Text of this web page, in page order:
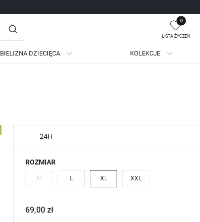
0
LISTA ŻYCZEŃ
podgląd historii zakupów
brak konieczności wprowadzania swoich danych przy kolejnych zakupach
możliwość otrzymania rabatów i kuponów promocyjnych
Twój koszyk jest pusty
BIELIZNA DZIECIĘCA KOLEKCJE
24H
ROZMIAR
M L XL XXL
69,00 zł